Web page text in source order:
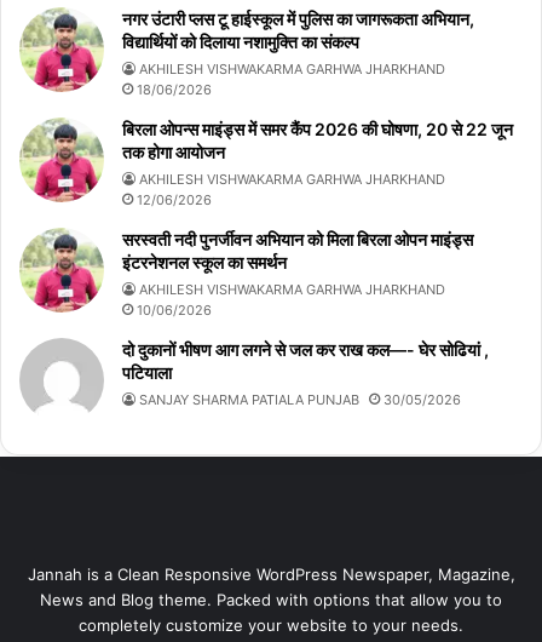
नगर उंटारी प्लस टू हाईस्कूल में पुलिस का जागरूकता अभियान,
विद्यार्थियों को दिलाया नशामुक्ति का संकल्प
AKHILESH VISHWAKARMA GARHWA JHARKHAND
18/06/2026
बिरला ओपन्स माइंड्स में समर कैंप 2026 की घोषणा, 20 से 22 जून
तक होगा आयोजन
AKHILESH VISHWAKARMA GARHWA JHARKHAND
12/06/2026
सरस्वती नदी पुनर्जीवन अभियान को मिला बिरला ओपन माइंड्स
इंटरनेशनल स्कूल का समर्थन
AKHILESH VISHWAKARMA GARHWA JHARKHAND
10/06/2026
दो दुकानों भीषण आग लगने से जल कर राख कल—- घेर सोढियां ,
पटियाला
SANJAY SHARMA PATIALA PUNJAB 30/05/2026
Jannah is a Clean Responsive WordPress Newspaper, Magazine,
News and Blog theme. Packed with options that allow you to
completely customize your website to your needs.